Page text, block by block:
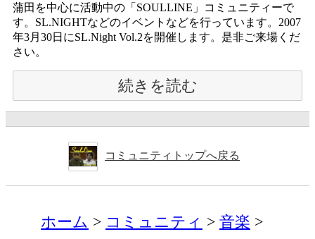
蒲田を中心に活動中の「SOULLINE」コミュニティーで
す。SL.NIGHTなどのイベントなどを行っています。2007
年3月30日にSL.Night Vol.2を開催します。是非ご来場くだ
さい。
続きを読む
コミュニティトップへ戻る
ホーム コミュニティ
音楽